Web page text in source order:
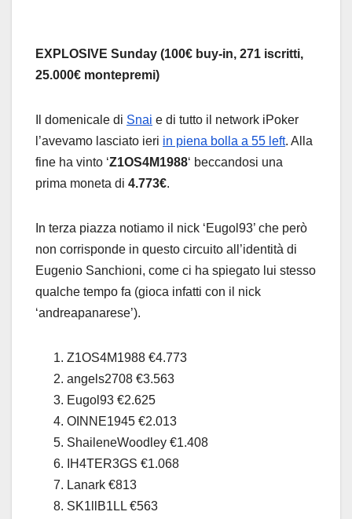
EXPLOSIVE Sunday (100€ buy-in, 271 iscritti,
25.000€ montepremi)
Il domenicale di Snai e di tutto il network iPoker
l’avevamo lasciato ieri in piena bolla a 55 left. Alla
fine ha vinto ‘Z1OS4M1988‘ beccandosi una
prima moneta di 4.773€.
In terza piazza notiamo il nick ‘Eugol93’ che però
non corrisponde in questo circuito all’identità di
Eugenio Sanchioni, come ci ha spiegato lui stesso
qualche tempo fa (gioca infatti con il nick
‘andreapanarese’).
Z1OS4M1988 €4.773
angels2708 €3.563
Eugol93 €2.625
OINNE1945 €2.013
ShaileneWoodley €1.408
IH4TER3GS €1.068
Lanark €813
SK1llB1LL €563